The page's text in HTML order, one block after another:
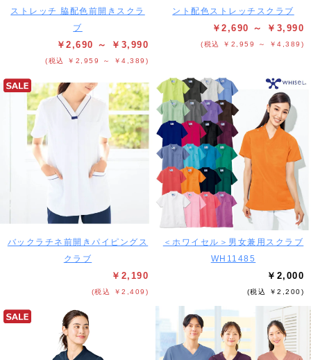
ストレッチ 脇配色前開きスクラ
ブ
￥2,690 ～ ￥3,990
(税込 ￥2,959 ～ ￥4,389)
ント配色ストレッチスクラブ
￥2,690 ～ ￥3,990
(税込 ￥2,959 ～ ￥4,389)
バックラチネ前開きパイピングス
クラブ
￥2,190
(税込 ￥2,409)
＜ホワイセル＞男女兼用スクラブ
WH11485
￥2,000
(税込 ￥2,200)